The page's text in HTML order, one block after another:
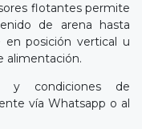
flotantes permite
de arena hasta
en posición vertical u
alimentación.
y condiciones de
vía Whatsapp o al